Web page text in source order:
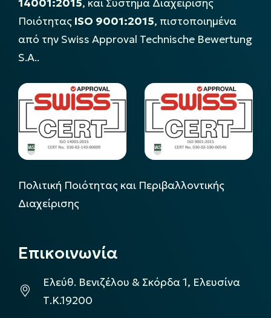
14001:2015, και Σύστημα Διαχείρισης
Ποιότητας ISO 9001:2015, πιστοποιημένα
από την Swiss Approval Technische Bewertung
S.A..
Πολιτική Ποιότητας και Περιβαλλοντικής
Διαχείρισης
Επικοινωνία
Ελεύθ. Βενιζέλου & Σκόρδα 1, Ελευσίνα
Τ.Κ.19200